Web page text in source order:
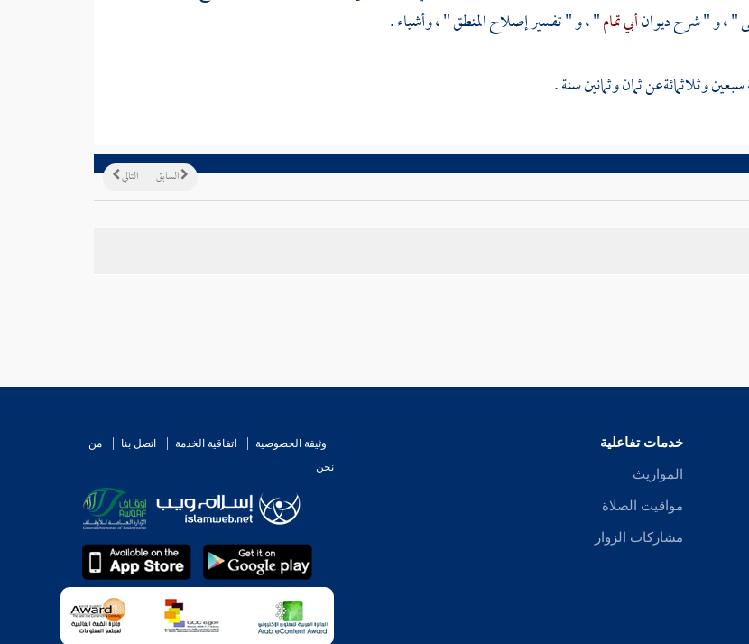
" ، و " شرح ديوانأبي تمام" ، و " تفسير إصلاح المنطق " ، وأشياء .
وثلاثمائةعن ثمان وثمانين سنة .
التالي السابق
خدمات تفاعلية
المواريث
مواقيت الصلاة
مشاركات الزوار
وثيقة الخصوصية اتفاقية الخدمة اتصل بنا
من
نحن